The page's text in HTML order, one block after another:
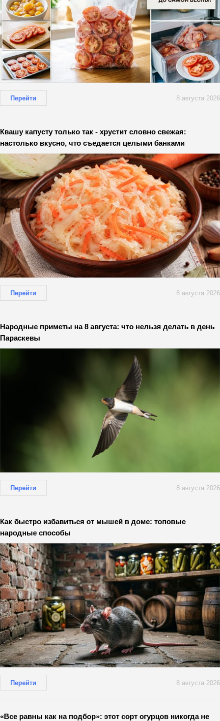
Перейти 8 августа 2026
Квашу капусту только так - хрустит словно свежая:
настолько вкусно, что съедается целыми банками
Перейти 8 августа 2026
Народные приметы на 8 августа: что нельзя делать в день
Параскевы
Перейти 8 августа 2026
Как быстро избавиться от мышей в доме: топовые
народные способы
Перейти 8 августа 2026
«Все равны как на подбор»: этот сорт огурцов никогда не